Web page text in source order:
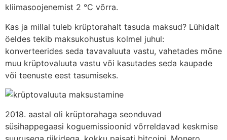
kliimasoojenemist 2 °C võrra.
Kas ja millal tuleb krüptorahalt tasuda maksud? Lühidalt
öeldes tekib maksukohustus kolmel juhul:
konverteerides seda tavavaluuta vastu, vahetades mõne
muu krüptovaluuta vastu või kasutades seda kaupade
või teenuste eest tasumiseks.
2018. aastal oli krüptorahaga seonduvad
süsihappegaasi koguemissioonid võrreldavad keskmise